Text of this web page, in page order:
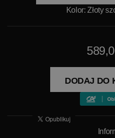
Kolor: Złoty
DODAJ DO